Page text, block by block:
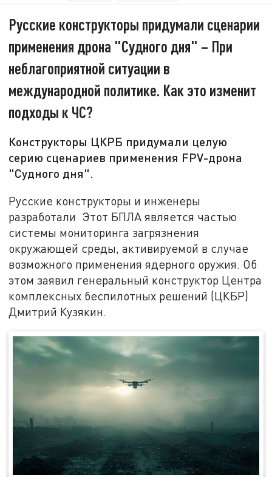
Русские конструкторы придумали сценарии
применения дрона "Судного дня" – При
неблагоприятной ситуации в
международной политике. Как это изменит
подходы к ЧС?
Конструкторы ЦКРБ придумали целую
серию сценариев применения FPV-дрона
"Судного дня".
Русские конструкторы и инженеры
разработали Этот БПЛА является частью
системы мониторинга загрязнения
окружающей среды, активируемой в случае
возможного применения ядерного оружия. Об
этом заявил генеральный конструктор Центра
комплексных беспилотных решений (ЦКБР)
Дмитрий Кузякин.